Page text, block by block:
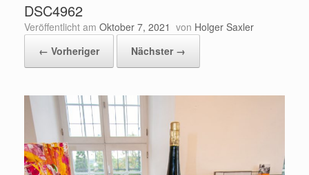
DSC4962
Veröffentlicht am Oktober 7, 2021 von Holger Saxler
← Vorheriger
Nächster →